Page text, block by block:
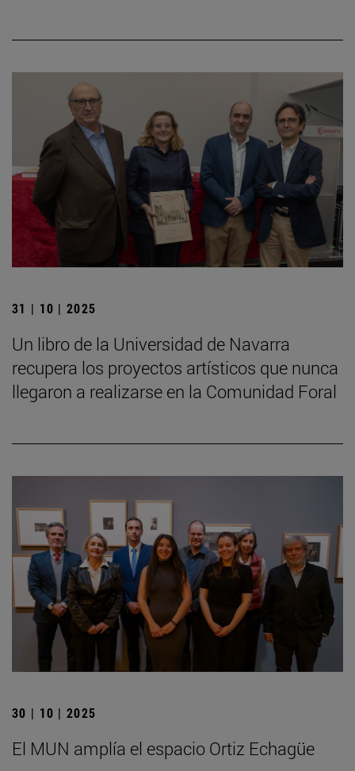
31 | 10 | 2025
Un libro de la Universidad de Navarra
recupera los proyectos artísticos que nunca
llegaron a realizarse en la Comunidad Foral
30 | 10 | 2025
El MUN amplía el espacio Ortiz Echagüe